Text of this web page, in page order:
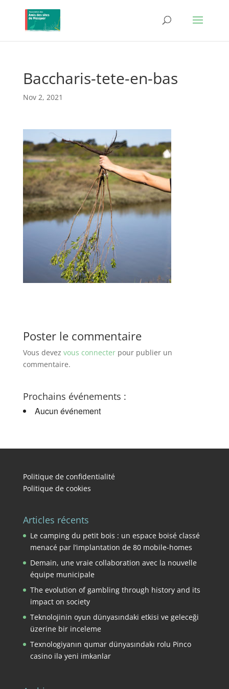
Baccharis-tete-en-bas
Nov 2, 2021
Poster le commentaire
Vous devez vous connecterpour publier un
commentaire.
Prochains événements :
Aucun événement
Politique de confidentialité
Politique de cookies
Articles récents
Le camping du petit bois : un espace boisé classé
menacé par l’implantation de 80 mobile-homes
Demain, une vraie collaboration avec la nouvelle
équipe municipale
The evolution of gambling through history and its
impact on society
Teknolojinin oyun dünyasındaki etkisi ve geleceği
üzerine bir inceleme
Texnologiyanın qumar dünyasındakı rolu Pinco
casino ilə yeni imkanlar